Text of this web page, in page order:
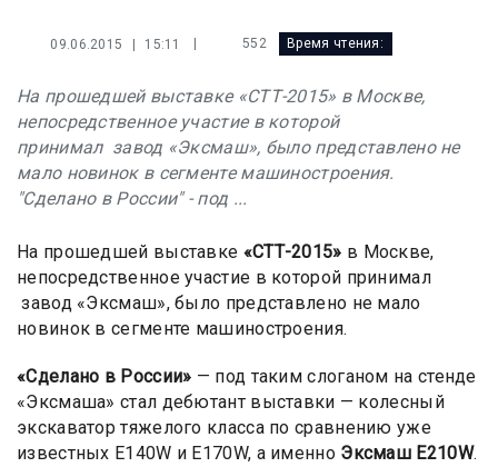
09.06.2015 | 15:11 552 Время чтения:
На прошедшей выставке «СТТ-2015» в Москве,
непосредственное участие в которой
принимал завод «Эксмаш», было представлено не
мало новинок в сегменте машиностроения.
"Сделано в России" - под ...
На прошедшей выставке «СТТ-2015» в Москве,
непосредственное участие в которой принимал
завод «Эксмаш», было представлено не мало
новинок в сегменте машиностроения.
«Сделано в России» — под таким слоганом на стенде
«Эксмаша» стал дебютант выставки — колесный
экскаватор тяжелого класса по сравнению уже
известных E140W и E170W, а именно Эксмаш E210W.